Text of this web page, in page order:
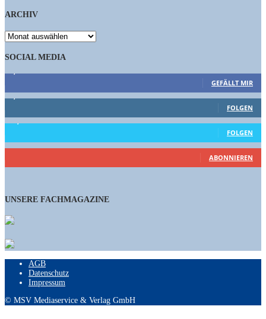
ARCHIV
ARCHIV
SOCIAL MEDIA
GEFÄLLT MIR
1,662 Follower
FOLGEN
15,658 Follower
FOLGEN
460 Abonnenten
ABONNIEREN
UNSERE FACHMAGAZINE
AGB
Datenschutz
Impressum
© MSV Mediaservice & Verlag GmbH